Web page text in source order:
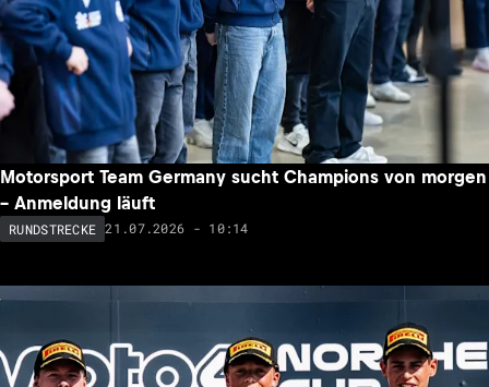
Motorsport Team Germany sucht Champions von morgen
– Anmeldung läuft
RUNDSTRECKE 21.07.2026 - 10:14